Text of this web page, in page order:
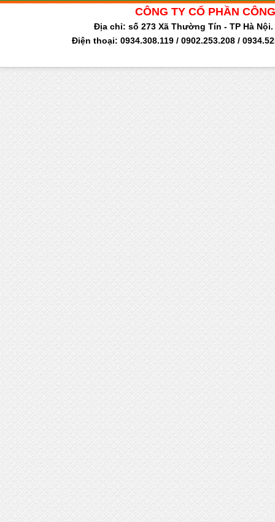
CÔNG TY CỔ PHẦN
Địa chỉ: số 273 Xã Thường Tín - TP Hà
Điện thoại: 0934.308.119 / 0902.253.208 /